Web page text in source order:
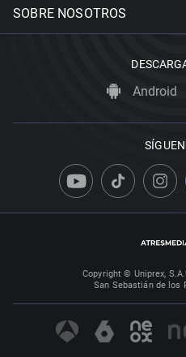
SOBRE NOSOTROS
Android
Copyright © Uniprex,
San Sebastián de los